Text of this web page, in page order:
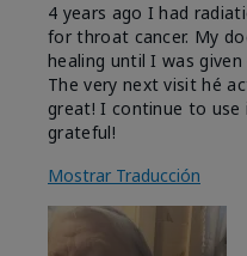
4 years ago I had
for throat cancer. My
healing until I was
The very next visit hé
great! I continue to use
grateful!
Mostrar Traducción